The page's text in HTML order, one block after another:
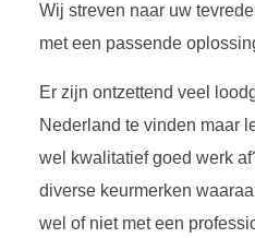
Wij streven naar uw
met een passende
Er zijn ontzettend veel
Nederland te vinden maar
wel kwalitatief goed werk
diverse keurmerken
wel of niet met een